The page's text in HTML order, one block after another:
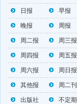
日报 早报
晚报 周报
周二报 周三报
周四报 周五报
周六报 周日报
其他报 周二刊
出版社 不定期